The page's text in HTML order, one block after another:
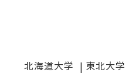
北海道大学 東北大学